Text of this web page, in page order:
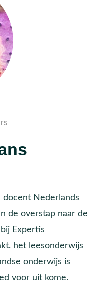
docent Nederlands
de overstap naar de
Expertis
het leesonderwijs
onderwijs is
voor uit kome.